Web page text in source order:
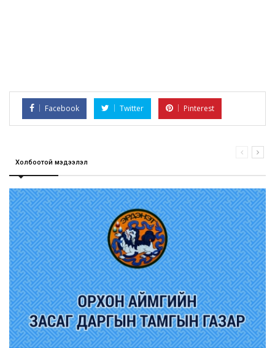
Facebook Twitter Pinterest
Холбоотой мэдээлэл